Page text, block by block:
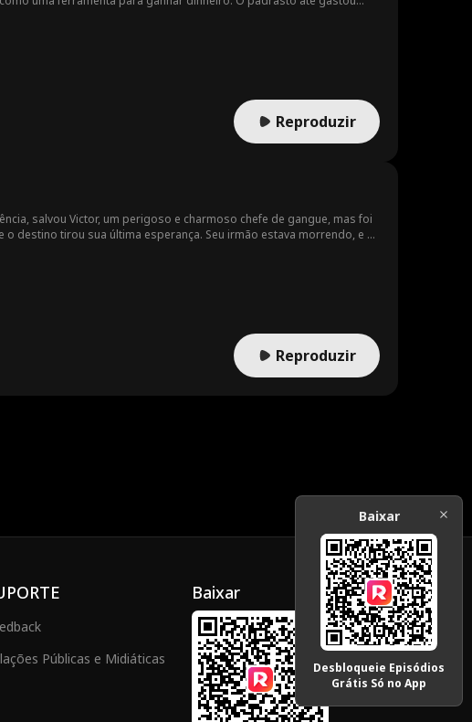
Reproduzir
salvou Victor, um perigoso e charmoso chefe de gangue, mas foi
destino tirou sua última esperança. Seu irmão estava morrendo, e as
Reproduzir
Públicas e Midiáticas
Baixar
Baixar
Desbloqueie Episódios
Grátis Só no App